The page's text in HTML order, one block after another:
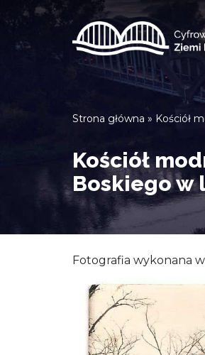
Przejdź
Strona główna » Kościół
Kościół
Boskiego w
Fotografia wykonana